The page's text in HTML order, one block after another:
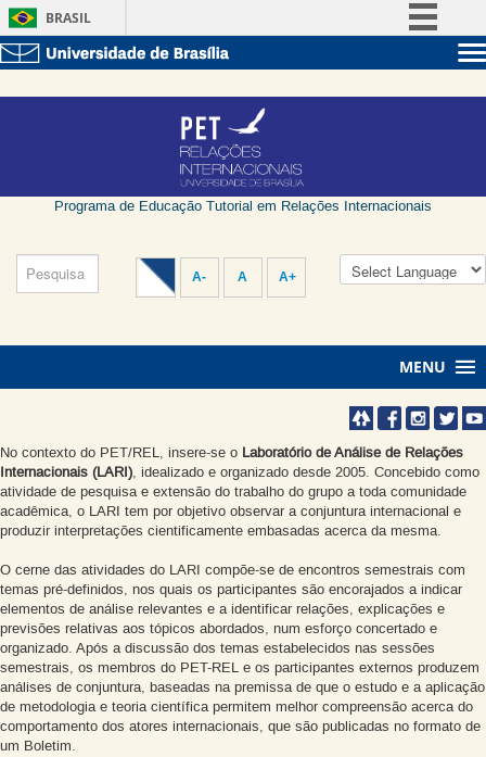
BRASIL
Servidor
Programa de Educação Tutorial em Relações Internacionais
A- A A+
MENU
No contexto do PET/REL, insere-se o Laboratório de Análise de Relações
Internacionais (LARI), idealizado e organizado desde 2005. Concebido como
atividade de pesquisa e extensão do trabalho do grupo a toda comunidade
acadêmica, o LARI tem por objetivo observar a conjuntura internacional e
produzir interpretações cientificamente embasadas acerca da mesma.
O cerne das atividades do LARI compõe-se de encontros semestrais com
temas pré-definidos, nos quais os participantes são encorajados a indicar
elementos de análise relevantes e a identificar relações, explicações e
previsões relativas aos tópicos abordados, num esforço concertado e
organizado. Após a discussão dos temas estabelecidos nas sessões
semestrais, os membros do PET-REL e os participantes externos produzem
análises de conjuntura, baseadas na premissa de que o estudo e a aplicação
de metodologia e teoria científica permitem melhor compreensão acerca do
comportamento dos atores internacionais, que são publicadas no formato de
um Boletim.